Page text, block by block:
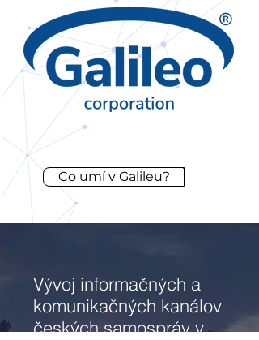
Co umí v Galileu?
Vývoj informačných a
komunikačných kanálov
českých samospráv v